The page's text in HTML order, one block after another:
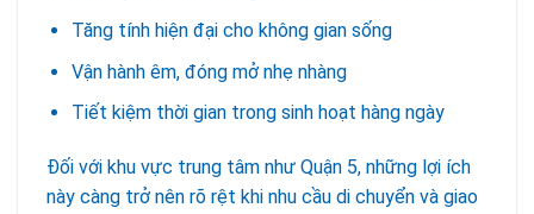
Tăng tính hiện đại cho không gian sống
Vận hành êm, đóng mở nhẹ nhàng
Tiết kiệm thời gian trong sinh hoạt hàng ngày
Đối với khu vực trung tâm như Quận 5, những lợi ích
này càng trở nên rõ rệt khi nhu cầu di chuyển và giao